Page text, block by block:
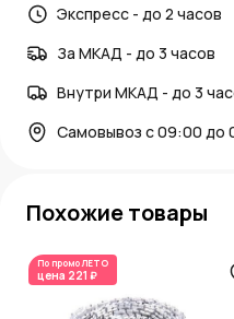
Экспресс - до 2 часов
За МКАД - до 3 часов
Внутри МКАД - до 3
Самовывоз с 09:00 до
Похожие товары
По промоЛЕТО
цена 221 ₽